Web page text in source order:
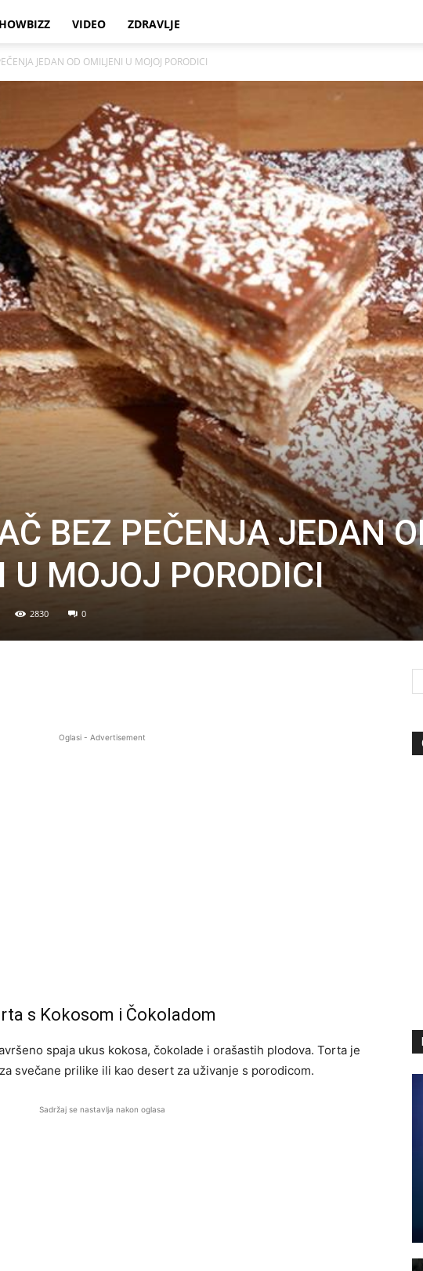
VIDEO ZDRAVLJE
JEDAN OD OMILJENI U MOJOJ PORODICI
BEZ PEČENJA JEDAN
U MOJOJ PORODICI
2830 0
Oglasi - Advertisement
s Kokosom i Čokoladom
spaja ukus kokosa, čokolade i orašastih plodova. Torta je
svečane prilike ili kao desert za uživanje s porodicom.
Sadržaj se nastavlja nakon oglasa